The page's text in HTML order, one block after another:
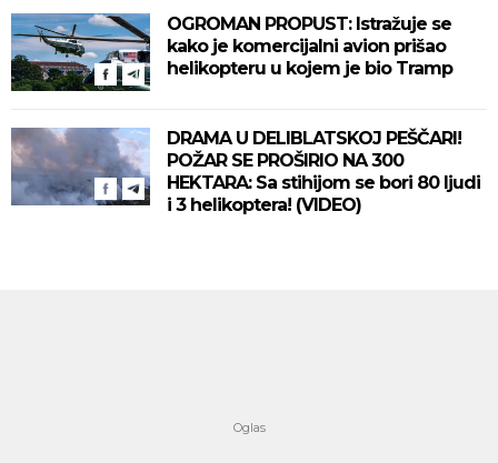
OGROMAN PROPUST: Istražuje se
kako je komercijalni avion prišao
helikopteru u kojem je bio Tramp
DRAMA U DELIBLATSKOJ PEŠČARI!
POŽAR SE PROŠIRIO NA 300
HEKTARA: Sa stihijom se bori 80 ljudi
i 3 helikoptera! (VIDEO)